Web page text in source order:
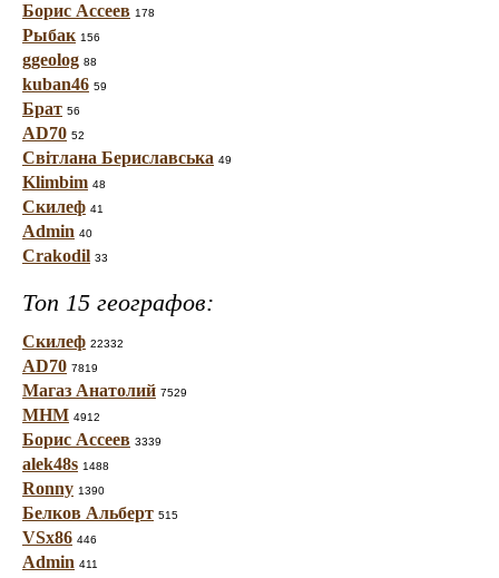
Борис Ассеев 178
Рыбак 156
ggeolog 88
kuban46 59
Брат 56
AD70 52
Світлана Бериславська 49
Klimbim 48
Скилеф 41
Admin 40
Crakodil 33
Топ 15 географов:
Скилеф 22332
AD70 7819
Магаз Анатолий 7529
МНМ 4912
Борис Ассеев 3339
alek48s 1488
Ronny 1390
Белков Альберт 515
VSx86 446
Admin 411